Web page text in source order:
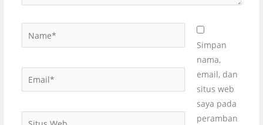
Email*
Situs
Simpan
nama,
email, dan
situs web
saya pada
peramban